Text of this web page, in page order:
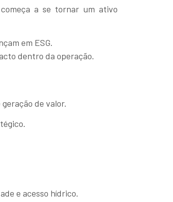
a se tornar um ativo
em ESG.
dentro da operação.
de valor.
e acesso hídrico.